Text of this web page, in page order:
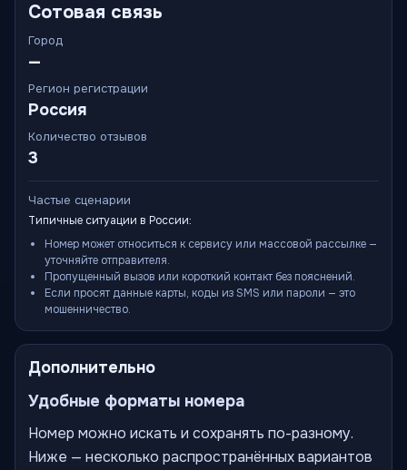
Сотовая связь
Город
—
Регион регистрации
Россия
Количество отзывов
3
Частые сценарии
Типичные ситуации в России:
Номер может относиться к сервису или массовой рассылке —
уточняйте отправителя.
Пропущенный вызов или короткий контакт без пояснений.
Если просят данные карты, коды из SMS или пароли — это
мошенничество.
Дополнительно
Удобные форматы номера
Номер можно искать и сохранять по-разному.
Ниже — несколько распространённых вариантов